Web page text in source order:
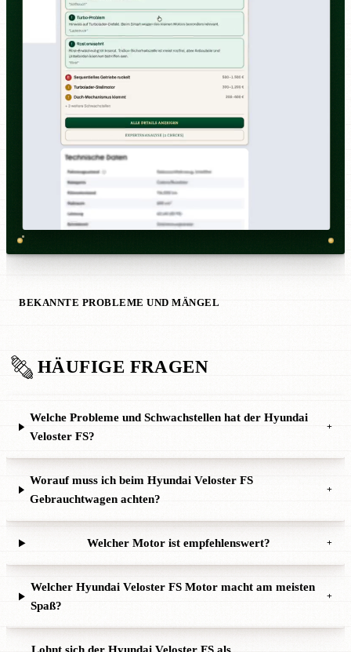
BEKANNTE PROBLEME UND MÄNGEL
HÄUFIGE FRAGEN
Welche Probleme und Schwachstellen hat der Hyundai
Veloster FS?
+
Worauf muss ich beim Hyundai Veloster FS
Gebrauchtwagen achten?
+
Welcher Motor ist empfehlenswert? +
Welcher Hyundai Veloster FS Motor macht am meisten
Spaß?
+